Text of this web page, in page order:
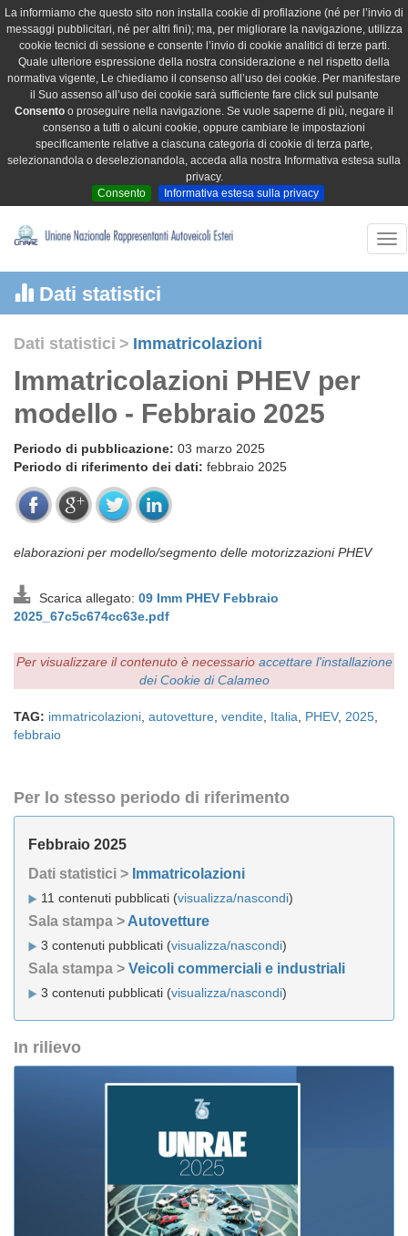
La informiamo che questo sito non installa cookie di profilazione (né per l’invio di
messaggi pubblicitari, né per altri fini); ma, per migliorare la navigazione, utilizza
cookie tecnici di sessione e consente l’invio di cookie analitici di terze parti.
Quale ulteriore espressione della nostra considerazione e nel rispetto della
normativa vigente, Le chiediamo il consenso all’uso dei cookie. Per manifestare
il Suo assenso all’uso dei cookie sarà sufficiente fare click sul pulsante
Consento o proseguire nella navigazione. Se vuole saperne di più, negare il
consenso a tutti o alcuni cookie, oppure cambiare le impostazioni
specificamente relative a ciascuna categoria di cookie di terza parte,
selezionandola o deselezionandola, acceda alla nostra Informativa estesa sulla
privacy.
Consento
Informativa estesa sulla privacy
Dati statistici
Dati statistici > Immatricolazioni
Immatricolazioni PHEV per
modello - Febbraio 2025
Periodo di pubblicazione: 03 marzo 2025
Periodo di riferimento dei dati: febbraio 2025
elaborazioni per modello/segmento delle motorizzazioni PHEV
Scarica allegato: 09 Imm PHEV Febbraio
2025_67c5c674cc63e.pdf
Per visualizzare il contenuto è necessario accettare l'installazione
dei Cookie di Calameo
TAG: immatricolazioni autovetture vendite Italia PHEV, 2025
febbraio
Per lo stesso periodo di riferimento
Febbraio 2025
Dati statistici > Immatricolazioni
11 contenuti pubblicati (visualizza/nascondi)
Sala stampa > Autovetture
3 contenuti pubblicati (visualizza/nascondi)
Sala stampa > Veicoli commerciali e industriali
3 contenuti pubblicati (visualizza/nascondi)
In rilievo